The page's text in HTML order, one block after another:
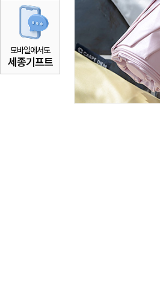
모바일에서도
세종기프트